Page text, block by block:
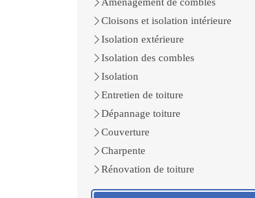
Cloisons et isolation intérieure
Isolation extérieure
Isolation des combles
Isolation
Entretien de toiture
Dépannage toiture
Couverture
Charpente
Rénovation de toiture